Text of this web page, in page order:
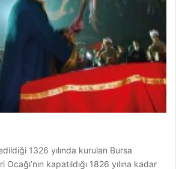
1326 yılında kurulan Bursa
kapatıldığı 1826 yılına kadar